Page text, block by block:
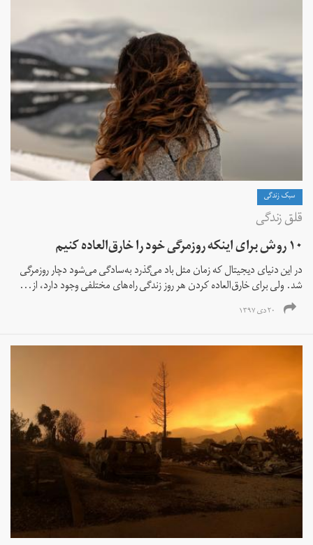
سبک زندگی
قلق زندگی
۱۰ روش برای اینکه روزمرگی خود را خارق‌العاده کنیم
در این دنیای دیجیتال که زمان مثل باد می‌گذرد به‌سادگی می‌شود دچار روزمرگی
شد. ولی برای خارق‌العاده کردن هر روز زندگی راه‌های مختلفی وجود دارد، از...
۲۰ دی ۱۳۹۷